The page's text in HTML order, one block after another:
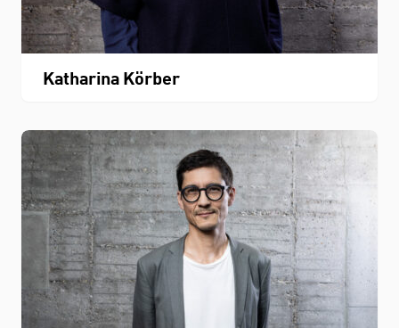
Katharina Körber